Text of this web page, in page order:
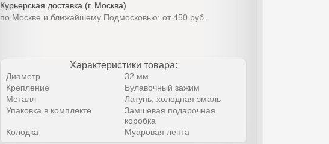
Курьерская доставка (г. Москва)
по Москве и ближайшему Подмосковью: от 450 руб.
Характеристики товара:
Диаметр
32 мм
Крепление
Булавочный зажим
Металл
Латунь, холодная эмаль
Упаковка в комплекте
Замшевая подарочная
коробка
Колодка
Муаровая лента